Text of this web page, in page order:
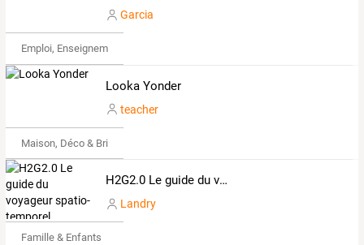
Garcia
Emploi, Enseignement & Etudes
Looka Yonder
teacher
Maison, Déco & Bricolage
H2G2.0 Le guide du voyageur spatio-temporel...
Landry
Famille & Enfants